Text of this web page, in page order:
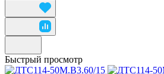
Быстрый просмотр